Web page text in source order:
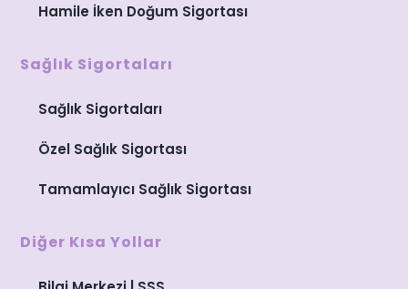
Hamile İken Doğum Sigortası
Sağlık Sigortaları
Sağlık Sigortaları
Özel Sağlık Sigortası
Tamamlayıcı Sağlık Sigortası
Diğer Kısa Yollar